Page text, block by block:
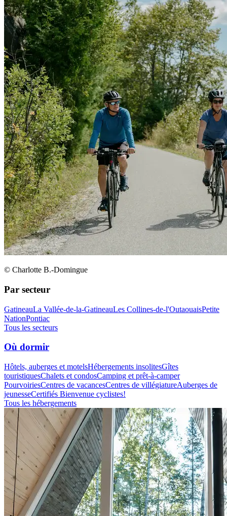
© Charlotte B.-Domingue
Par secteur
GatineauLa Vallée-de-la-GatineauLes Collines-de-l'OutaouaisPetite
NationPontiac
Tous les secteurs
Où dormir
Hôtels, auberges et motelsHébergements insolitesGîtes
touristiquesChalets et condosCamping et prêt-à-camper
PourvoiriesCentres de vacancesCentres de villégiatureAuberges de
jeunesseCertifiés Bienvenue cyclistes!
Tous les hébergements